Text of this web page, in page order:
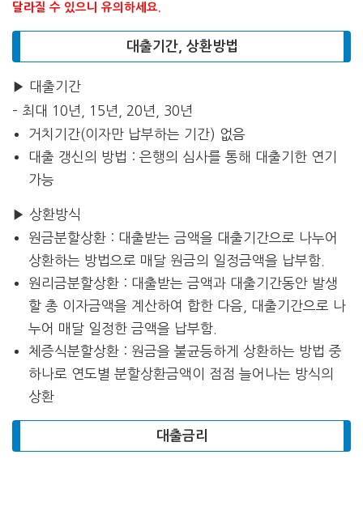
달라질 수 있으니 유의하세요.
대출기간, 상환방법
▶ 대출기간
– 최대 10년, 15년, 20년, 30년
거치기간(이자만 납부하는 기간) 없음
대출 갱신의 방법 : 은행의 심사를 통해 대출기한 연기
가능
▶ 상환방식
원금분할상환 : 대출받는 금액을 대출기간으로 나누어
상환하는 방법으로 매달 원금의 일정금액을 납부함.
원리금분할상환 : 대출받는 금액과 대출기간동안 발생
할 총 이자금액을 계산하여 합한 다음, 대출기간으로 나
누어 매달 일정한 금액을 납부함.
체증식분할상환 : 원금을 불균등하게 상환하는 방법 중
하나로 연도별 분할상환금액이 점점 늘어나는 방식의
상환
대출금리